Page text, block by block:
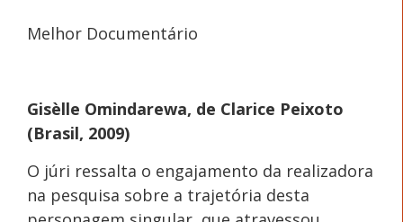
Melhor Documentário
Gisèlle Omindarewa, de Clarice Peixoto
(Brasil, 2009)
O júri ressalta o engajamento da realizadora
na pesquisa sobre a trajetória desta